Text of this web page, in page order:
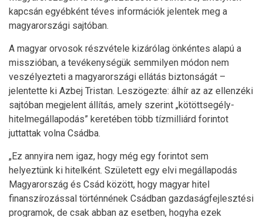
kapcsán egyébként téves információk jelentek meg a
magyarországi sajtóban.
A magyar orvosok részvétele kizárólag önkéntes alapú a
misszióban, a tevékenységük semmilyen módon nem
veszélyezteti a magyarországi ellátás biztonságát –
jelentette ki Azbej Tristan. Leszögezte: álhír az az ellenzéki
sajtóban megjelent állítás, amely szerint „kötöttsegély-
hitelmegállapodás” keretében több tízmilliárd forintot
juttattak volna Csádba.
„Ez annyira nem igaz, hogy még egy forintot sem
helyeztünk ki hitelként. Született egy elvi megállapodás
Magyarország és Csád között, hogy magyar hitel
finanszírozással történnének Csádban gazdaságfejlesztési
programok, de csak abban az esetben, hogyha ezek